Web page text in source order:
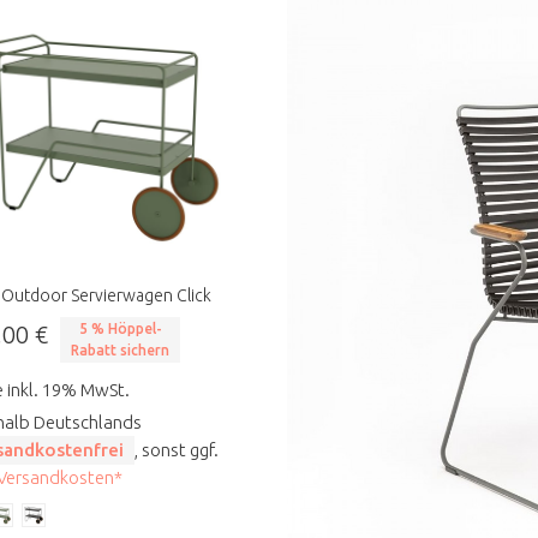
Servierwagen Click
€
5 % Höppel-
Rabatt sichern
inkl. 19% MwSt.
Deutschlands
, sonst ggf.